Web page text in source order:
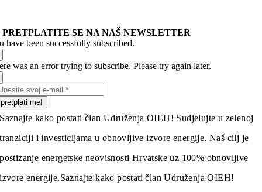
PRETPLATITE SE NA NAŠ NEWSLETTER
have been successfully subscribed.
was an error trying to subscribe. Please try again later.
pretplati me!
Saznajte kako postati član Udruženja OIEH! Sudjelujte u zelenoj
tranziciji i investicijama u obnovljive izvore energije. Naš cilj je
postizanje energetske neovisnosti Hrvatske uz 100% obnovljive
izvore energije.Saznajte kako postati član Udruženja OIEH!